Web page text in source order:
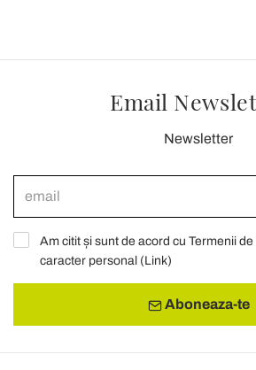
Email
Newsletter
Am citit și sunt de acord cu Termenii
caracter personal (Link)
Aboneaza-te